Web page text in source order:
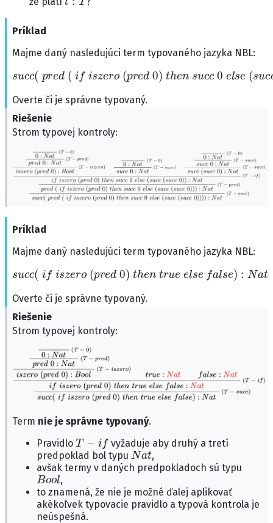
Príklad
Majme daný nasledujúci term typovaného jazyka NBL:
succ( pred ( if iszero (pred 0) then succ 0 els e (su
Overte či je správne typovaný.
Riešenie
Strom typovej kontroly:
Príklad
Majme daný nasledujúci term typovaného jazyka NBL:
succ( if iszero (pred 0) then true else false ): Nat
Overte či je správne typovaný.
Riešenie
Strom typovej kontroly:
Term nie je správne typovaný.
Pravidlo
T−
vyžaduje aby druhý a tretí
predpoklad bol typu
Nat
,
avšak termy v daných predpokladoch sú typu
Bool
,
to znamená, že nie je možné ďalej aplikovať
akékoľvek typovacie pravidlo a typová kontrola je
neúspešná.